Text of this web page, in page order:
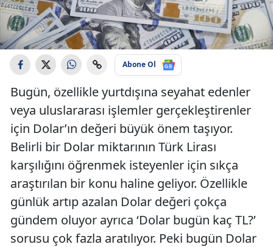
Abone Ol
Bugün, özellikle yurtdışına seyahat edenler
veya uluslararası işlemler gerçekleştirenler
için Dolar’ın değeri büyük önem taşıyor.
Belirli bir Dolar miktarının Türk Lirası
karşılığını öğrenmek isteyenler için sıkça
araştırılan bir konu haline geliyor. Özellikle
günlük artıp azalan Dolar değeri çokça
gündem oluyor ayrıca ‘Dolar bugün kaç TL?’
sorusu çok fazla aratılıyor. Peki bugün Dolar